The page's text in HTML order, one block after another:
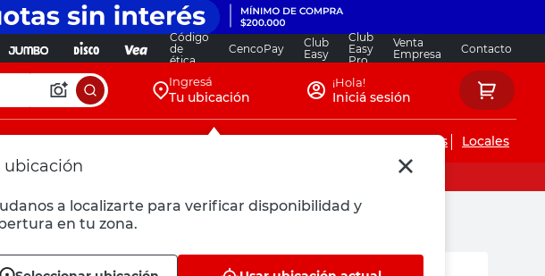
Código
de
ética
CencoPay
Club
Easy
Club
Easy
Pro
Venta
Empresa
Contacto
Ingresá
Tu ubicación
ubicación
a localizarte para verificar disponibilidad y
en tu zona.
¡Hola!
Iniciá sesión
Servicios de instalaciones Locales